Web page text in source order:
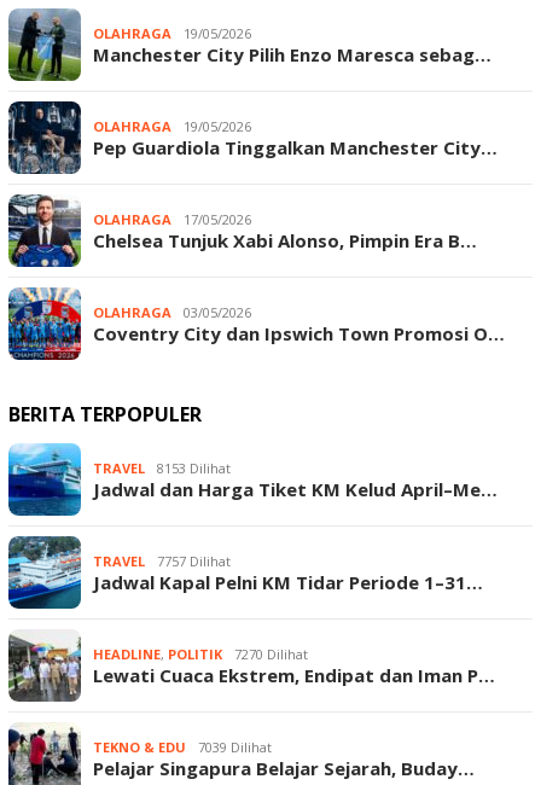
OLAHRAGA 19/05/2026
Manchester City Pilih Enzo Maresca sebag…
OLAHRAGA 19/05/2026
Pep Guardiola Tinggalkan Manchester City…
OLAHRAGA 17/05/2026
Chelsea Tunjuk Xabi Alonso, Pimpin Era B…
OLAHRAGA 03/05/2026
Coventry City dan Ipswich Town Promosi O…
BERITA TERPOPULER
TRAVEL 8153 Dilihat
Jadwal dan Harga Tiket KM Kelud April–Me…
TRAVEL 7757 Dilihat
Jadwal Kapal Pelni KM Tidar Periode 1–31…
HEADLINE, POLITIK 7270 Dilihat
Lewati Cuaca Ekstrem, Endipat dan Iman P…
TEKNO & EDU 7039 Dilihat
Pelajar Singapura Belajar Sejarah, Buday…